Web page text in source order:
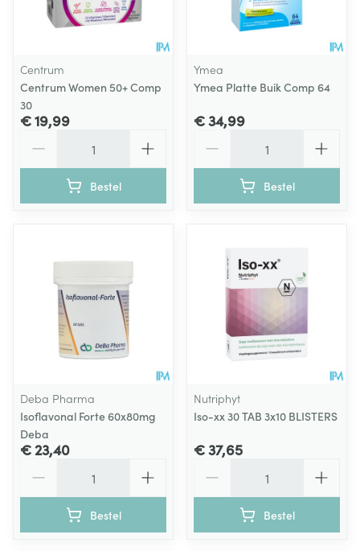
Centrum
Centrum Women 50+ Comp
30
€ 19,99
Bestel
Ymea
Ymea Platte Buik Comp 64
€ 34,99
Bestel
Deba Pharma
Isoflavonal Forte 60x80mg
Deba
€ 23,40
Bestel
Nutriphyt
Iso-xx 30 TAB 3x10 BLISTERS
€ 37,65
Bestel